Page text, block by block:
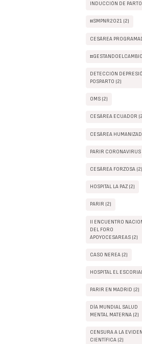
INDUCCIÓN DE
#SMPNR2021 (2)
CESÁREA
DETECCIÓN
POSPARTO (2)
OMS (2)
CESÁREA ECUADOR
CESÁREA
PARIR CORONAVIRUS
CESÁREA FORZOSA (2)
HOSPITAL LA PAZ (2)
PARIR (2)
II ENCUENTRO
DEL FORO
APOYOCESAREAS (2)
CASO NEREA (2)
HOSPITAL EL
PARIR EN MADRID (2)
DÍA MUNDIAL SALUD
MENTAL MATERNA (2)
CENSURA A LA
CIENTÍFICA (2)